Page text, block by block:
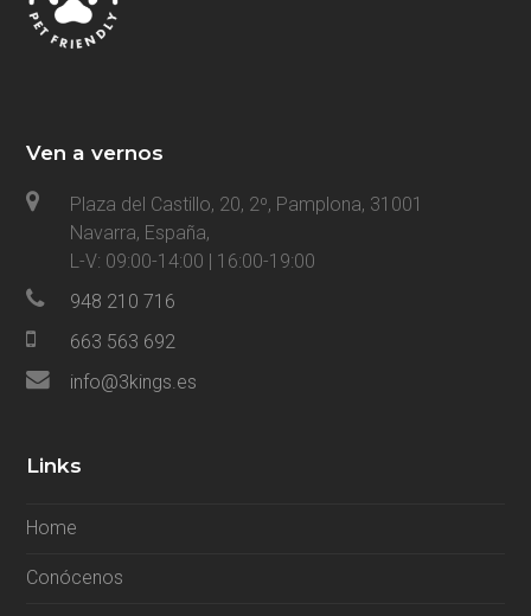
Ven a vernos
Plaza del Castillo, 20, 2º, Pamplona, 31001
Navarra, España,
L-V: 09:00-14:00 | 16:00-19:00
948 210 716
663 563 692
info@3kings.es
Links
Home
Conócenos